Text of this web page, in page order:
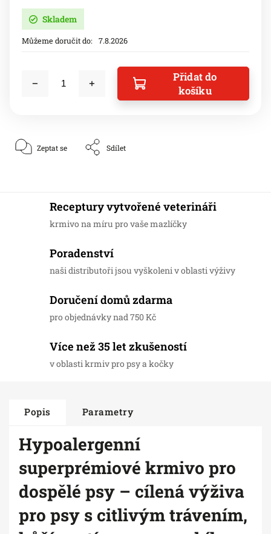
Skladem
Můžeme doručit do: 7.8.2026
Přidat do
košíku
Zeptat se Sdílet
Receptury vytvořené veterináři
krmivo na míru pro vaše mazlíčky
Poradenství
naši distributoři jsou vyškoleni v oblasti výživy
Doručení domů zdarma
pro objednávky nad 750 Kč
Více než 35 let zkušeností
v oblasti krmiv pro psy a kočky
Popis Parametry
Hypoalergenní
superprémiové krmivo pro
dospělé psy – cílená výživa
pro psy s citlivým trávením,